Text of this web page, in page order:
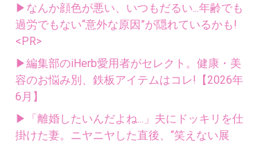
▶なんか顔色が悪い、いつもだるい...年齢でも
過労でもない“意外な原因”が隠れているかも!
<PR>
▶編集部のiHerb愛用者がセレクト。健康・美
容のお悩み別、鉄板アイテムはコレ!【2026年
6月】
▶「離婚したいんだよね...」夫にドッキリを仕
掛けた妻。ニヤニヤした直後、“笑えない展